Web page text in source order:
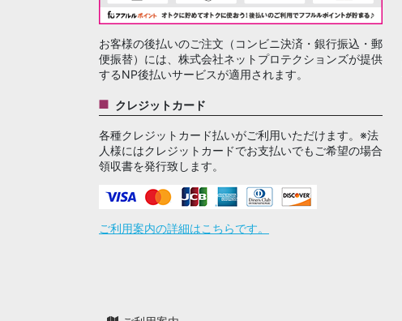
お客様の後払いのご注文（コンビニ決済・銀行振込・郵
便振替）には、株式会社ネットプロテクションズが提供
するNP後払いサービスが適用されます。
クレジットカード
各種クレジットカード払いがご利用いただけます。※法
人様にはクレジットカードでお支払いでもご希望の場合
領収書を発行致します。
ご利用案内の詳細はこちらです。